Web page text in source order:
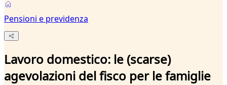
Pensioni e previdenza
Lavoro domestico: le (scarse)
agevolazioni del fisco per le famiglie